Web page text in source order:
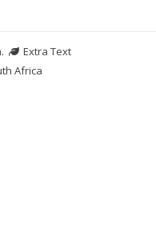
.
Extra Text
Africa